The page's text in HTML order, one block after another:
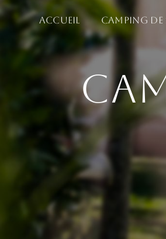
Accueil Camping de
Panneau de gestion des cookies